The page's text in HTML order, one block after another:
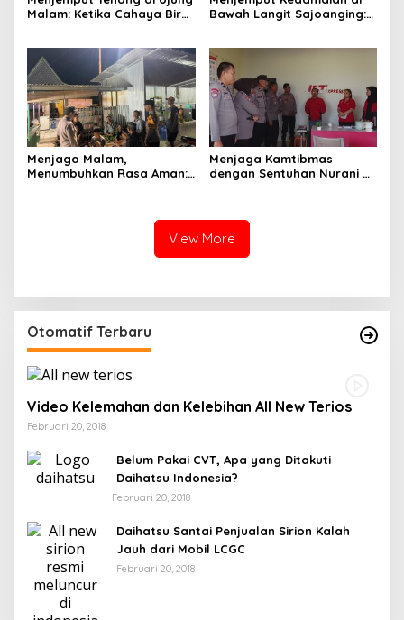
Malam: Ketika Cahaya Biru
Sabbangparu
Bawah Langit Sajoanging:
Menjaga
Menjaga Malam,
Menumbuhkan Rasa Aman:
Menjaga Kamtibmas
dengan Sentuhan Nurani di
View More
Otomatif Terbaru
Video Kelemahan dan Kelebihan All New Terios
Februari 20, 2018
Belum Pakai CVT, Apa yang Ditakuti
Daihatsu Indonesia?
Februari 20, 2018
Daihatsu Santai Penjualan Sirion Kalah
Jauh dari Mobil LCGC
Februari 20, 2018